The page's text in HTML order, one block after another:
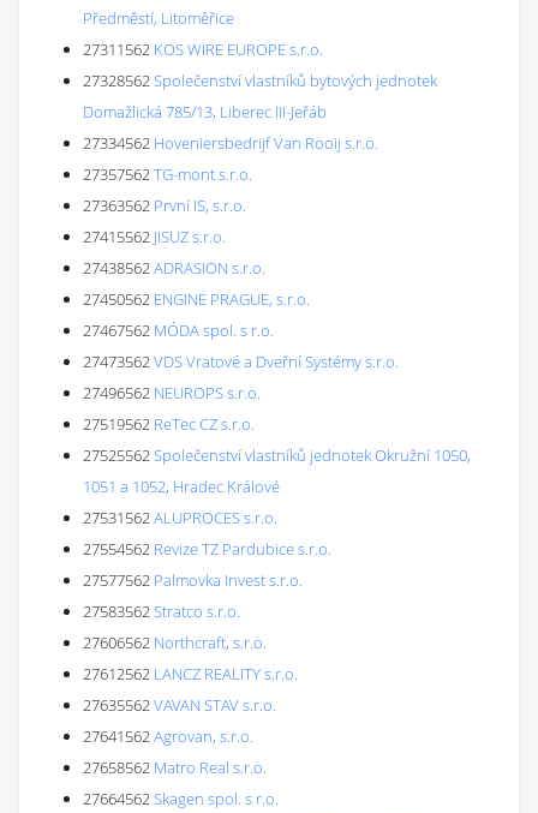
Předměstí, Litoměřice
27311562 KOS WIRE EUROPE s.r.o.
27328562Společenství vlastníků bytových jednotek
Domažlická 785/13, Liberec III-Jeřáb
27334562 Hoveniersbedrijf Van Rooij s.r.o.
27357562TG-mont s.r.o.
27363562 První IS, s.r.o.
27415562 JISUZ s.r.o.
27438562ADRASION s.r.o.
27450562 ENGINE PRAGUE, s.r.o.
27467562 MÓDA spol. s r.o.
27473562VDS Vratové a Dveřní Systémy s.r.o.
27496562 NEUROPS s.r.o.
27519562 ReTec CZ s.r.o.
27525562Společenství vlastníků jednotek Okružní 1050,
1051 a 1052, Hradec Králové
27531562ALUPROCES s.r.o.
27554562 Revize TZ Pardubice s.r.o.
27577562 Palmovka Invest s.r.o.
27583562Stratco s.r.o.
27606562 Northcraft, s.r.o.
27612562 LANCZ REALITY s.r.o.
27635562VAVAN STAV s.r.o.
27641562Agrovan, s.r.o.
27658562 Matro Real s.r.o.
27664562Skagen spol. s r.o.